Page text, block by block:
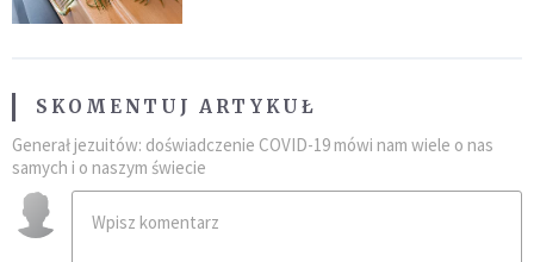
SKOMENTUJ ARTYKUŁ
Generał jezuitów: doświadczenie COVID-19 mówi nam wiele o nas
samych i o naszym świecie